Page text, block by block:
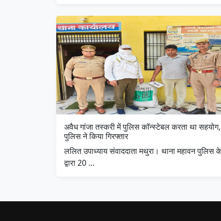
अवैध गांजा तस्करी में पुलिस कॉन्स्टेबल करता था सहयोग,
पुलिस ने किया गिरफ्तार
ललित उपाध्याय संवाददाता मथुरा। थाना महावन पुलिस
द्वारा 20 …